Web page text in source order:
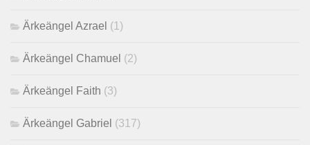
Ärkeängel Azrael (1)
Ärkeängel Chamuel (2)
Ärkeängel Faith (3)
Ärkeängel Gabriel (317)